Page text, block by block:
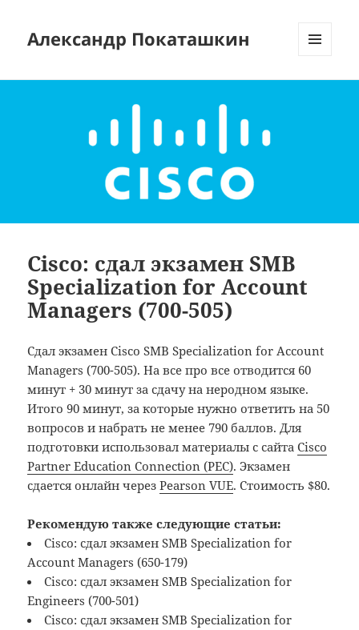
Александр Покаташкин
Cisco: сдал экзамен SMB
Specialization for Account
Managers (700-505)
Сдал экзамен Cisco SMB Specialization for Account
Managers (700-505). На все про все отводится 60
минут + 30 минут за сдачу на неродном языке.
Итого 90 минут, за которые нужно ответить на 50
вопросов и набрать не менее 790 баллов. Для
подготовки использовал материалы с сайтаCisco
Partner Education Connection (PEC). Экзамен
сдается онлайн черезPearson VUE. Стоимость $80.
Рекомендую также следующие статьи:
Cisco: сдал экзамен SMB Specialization for
Account Managers (650-179)
Cisco: сдал экзамен SMB Specialization for
Engineers (700-501)
Cisco: сдал экзамен SMB Specialization for